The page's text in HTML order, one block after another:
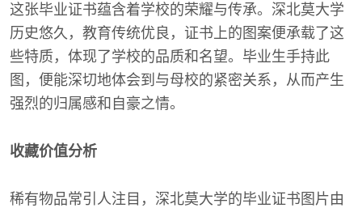
这张毕业证书蕴含着学校的荣耀与传承。深北莫大学
历史悠久，教育传统优良，证书上的图案便承载了这
些特质，体现了学校的品质和名望。毕业生手持此
图，便能深切地体会到与母校的紧密关系，从而产生
强烈的归属感和自豪之情。
收藏价值分析
稀有物品常引人注目，深北莫大学的毕业证书图片由